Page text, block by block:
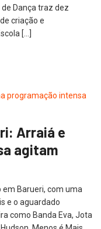
Dança traz dez
criação e
[…]
Arraiá e
agitam
Barueri, com uma
e o aguardado
como Banda Eva, Jota